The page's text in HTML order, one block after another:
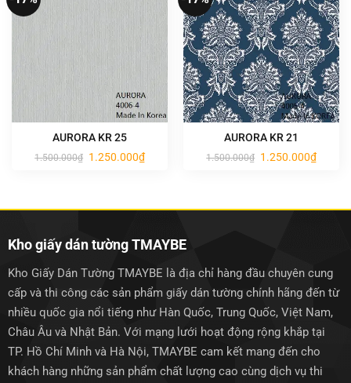
AURORA KR 25
1.500.000₫ Giá
gốc
1.250.000₫Giá
hiện
AURORA KR 21
1.500.000₫ Giá
gốc
1.250.000₫Giá
hiện
Kho giấy dán tường TMAYBE
Kho Giấy Dán Tường TMAYBE là địa chỉ hàng đầu chuyên cung
cấp và thi công các sản phẩm giấy dán tường chính hãng đến từ
nhiều quốc gia nổi tiếng như Hàn Quốc, Trung Quốc, Việt Nam,
Châu Âu và Nhật Bản. Với mạng lưới hoạt động rộng khắp tại
TP. Hồ Chí Minh và Hà Nội, TMAYBE cam kết mang đến cho
khách hàng những sản phẩm chất lượng cao cùng dịch vụ thi